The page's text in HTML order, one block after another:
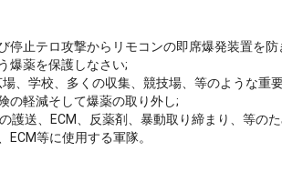
停止テロ攻撃からリモコンの即席爆発装置を防
爆薬を保護しなさい;
、学校、多くの収集、競技場、等のような重
の軽減そして爆薬の取り外し;
護送、ECM、反薬剤、暴動取り締まり、等のた
ECM等に使用する軍隊。